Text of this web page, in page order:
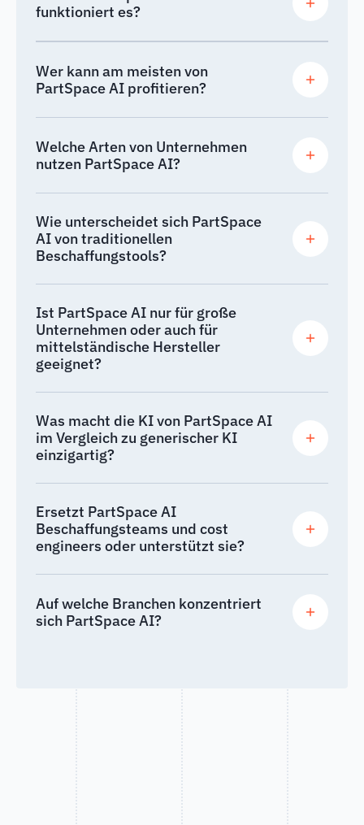
funktioniert es?
Wer kann am meisten von
PartSpace AI profitieren?
Welche Arten von Unternehmen
nutzen PartSpace AI?
Wie unterscheidet sich PartSpace
AI von traditionellen
Beschaffungstools?
Ist PartSpace AI nur für große
Unternehmen oder auch für
mittelständische Hersteller
geeignet?
Was macht die KI von PartSpace AI
im Vergleich zu generischer KI
einzigartig?
Ersetzt PartSpace AI
Beschaffungsteams und cost
engineers oder unterstützt sie?
Auf welche Branchen konzentriert
sich PartSpace AI?